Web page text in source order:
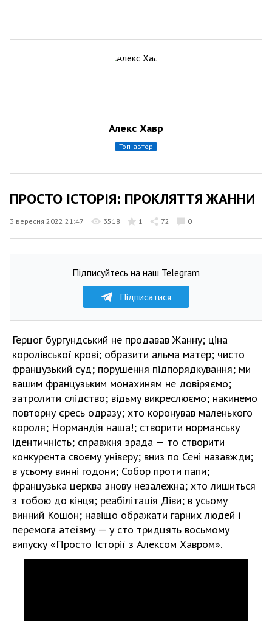
Алекс Хавр
топ-автор
ПРОСТО ІСТОРІЯ: ПРОКЛЯТТЯ ЖАННИ
3 вересня 2022 21:47 3518 1 72 0
Підписуйтесь на наш Telegram
Підписатися
Герцог бургундський не продавав Жанну; ціна
королівської крові; образити альма матер; чисто
французький суд; порушення підпорядкування; ми
вашим французьким монахиням не довіряємо;
затролити слідство; відьму викреслюємо; накинемо
повторну єресь одразу; хто коронував маленького
короля; Нормандія наша!; створити норманську
ідентичність; справжня зрада — то створити
конкурента своєму універу; вниз по Сені назавжди;
в усьому винні годони; Собор проти папи;
французька церква знову незалежна; хто лишиться
з тобою до кінця; реабілітація Діви; в усьому
винний Кошон; навіщо ображати гарних людей і
перемога атеїзму — у сто тридцять восьмому
випуску «Просто Історії з Алексом Хавром».